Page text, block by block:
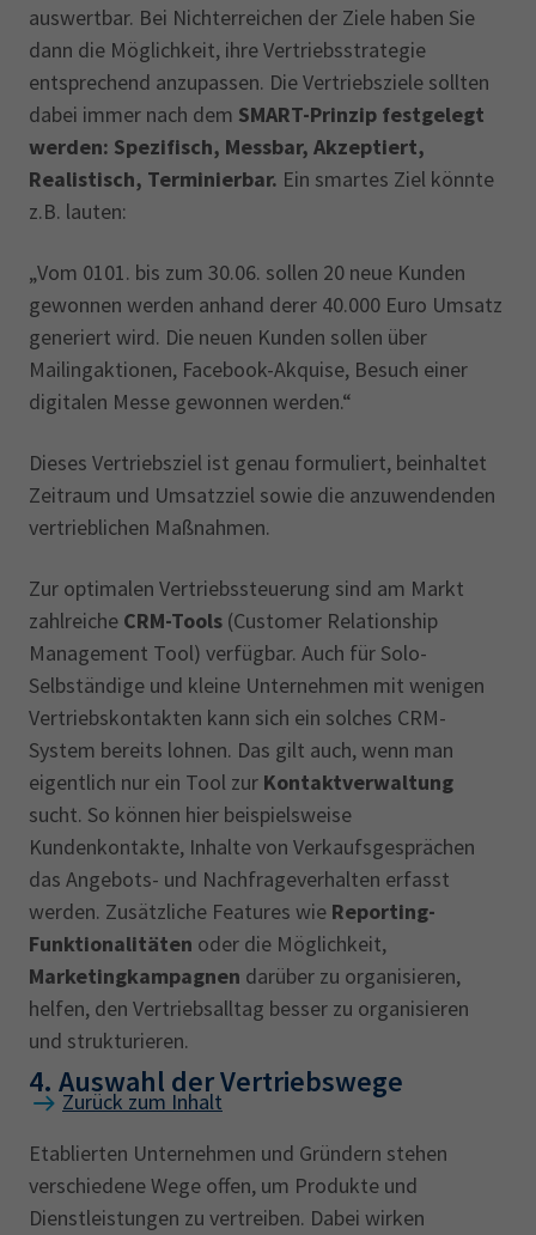
auswertbar. Bei Nichterreichen der Ziele haben Sie
dann die Möglichkeit, ihre Vertriebsstrategie
entsprechend anzupassen. Die Vertriebsziele sollten
dabei immer nach dem SMART-Prinzip festgelegt
werden: Spezifisch, Messbar, Akzeptiert,
Realistisch, Terminierbar. Ein smartes Ziel könnte
z.B. lauten:
„Vom 0101. bis zum 30.06. sollen 20 neue Kunden
gewonnen werden anhand derer 40.000 Euro Umsatz
generiert wird. Die neuen Kunden sollen über
Mailingaktionen, Facebook-Akquise, Besuch einer
digitalen Messe gewonnen werden.“
Dieses Vertriebsziel ist genau formuliert, beinhaltet
Zeitraum und Umsatzziel sowie die anzuwendenden
vertrieblichen Maßnahmen.
Zur optimalen Vertriebssteuerung sind am Markt
zahlreiche CRM-Tools (Customer Relationship
Management Tool) verfügbar. Auch für Solo-
Selbständige und kleine Unternehmen mit wenigen
Vertriebskontakten kann sich ein solches CRM-
System bereits lohnen. Das gilt auch, wenn man
eigentlich nur ein Tool zur Kontaktverwaltung
sucht. So können hier beispielsweise
Kundenkontakte, Inhalte von Verkaufsgesprächen
das Angebots- und Nachfrageverhalten erfasst
werden. Zusätzliche Features wie Reporting-
Funktionalitäten oder die Möglichkeit,
Marketingkampagnen darüber zu organisieren,
helfen, den Vertriebsalltag besser zu organisieren
und strukturieren.
Zurück zum Inhalt
4. Auswahl der Vertriebswege
Etablierten Unternehmen und Gründern stehen
verschiedene Wege offen, um Produkte und
Dienstleistungen zu vertreiben. Dabei wirken